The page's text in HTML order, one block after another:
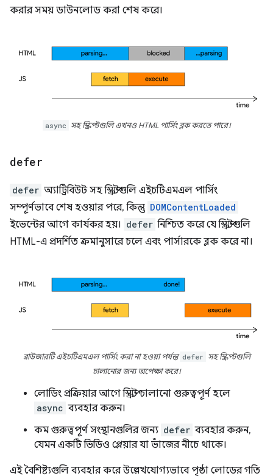
করার সময় ডাউনলোড করা শেষ করে।
async সহ স্ক্রিপ্টগুলি এখনও HTML পার্সিং ব্লক করতে পারে।
defer
defer অ্যাট্রিবিউট সহ স্ক্রিপ্টগুলি এইচটিএমএল পার্সিং
সম্পূর্ণভাবে শেষ হওয়ার পরে, কিন্তু DOMContentLoaded
ইভেন্টের আগে কার্যকর হয়। defer নিশ্চিত করে যে স্ক্রিপ্টগুলি
HTML-এ প্রদর্শিত ক্রমানুসারে চলে এবং পার্সারকে ব্লক করে না।
ব্রাউজারটি এইচটিএমএল পার্সিং করা না হওয়া পর্যন্ত defer সহ স্ক্রিপ্টগুলি
চালানোর জন্য অপেক্ষা করে।
লোডিং প্রক্রিয়ার আগে স্ক্রিপ্ট চালানো গুরুত্বপূর্ণ হলে
async ব্যবহার করুন।
কম গুরুত্বপূর্ণ সংস্থানগুলির জন্য defer ব্যবহার করুন,
যেমন একটি ভিডিও প্লেয়ার যা ভাঁজের নীচে থাকে।
এই বৈশিষ্ট্যগুলি ব্যবহার করে উল্লেখযোগ্যভাবে পৃষ্ঠা লোডের গতি